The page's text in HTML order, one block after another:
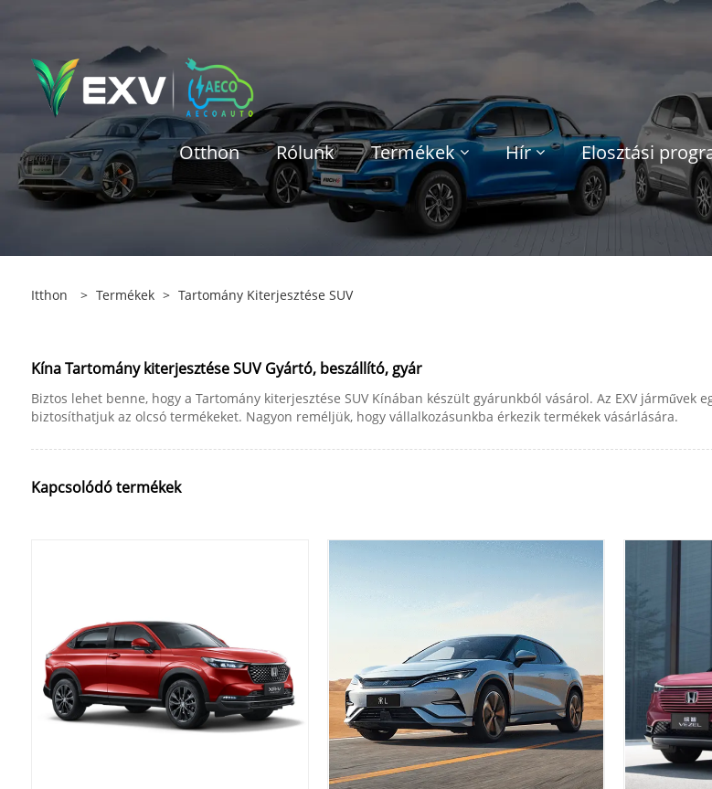
Otthon Rólunk Termékek Hír Elosztási
Itthon > Termékek > Tartomány Kiterjesztése SUV
Kína Tartomány kiterjesztése SUV Gyártó, beszállító, gyár
Biztos lehet benne, hogy a Tartomány kiterjesztése SUV Kínában készült gyárunkból vásárol. Az EXV
biztosíthatjuk az olcsó termékeket. Nagyon reméljük, hogy vállalkozásunkba érkezik termékek vásárlására.
Kapcsolódó termékek